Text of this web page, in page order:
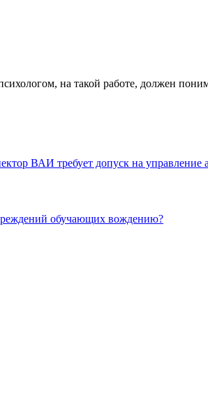
на такой работе, должен
ВАИ требует допуск на
обучающих вождению?